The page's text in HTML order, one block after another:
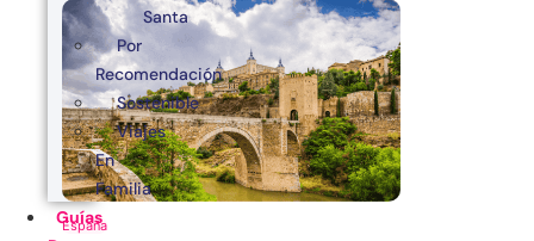
España
Santa
Por
Recomendación
Sostenible
Viajes
En
Familia
Guías